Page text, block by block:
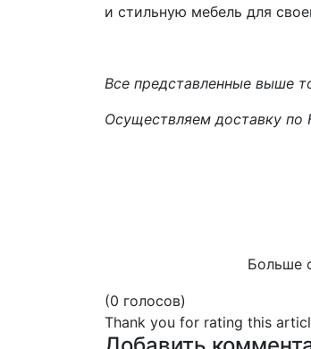
и стильную мебель для
Все представленные выше
Осуществляем доставку
Больше
(0 голосов)
Thank you for rating this